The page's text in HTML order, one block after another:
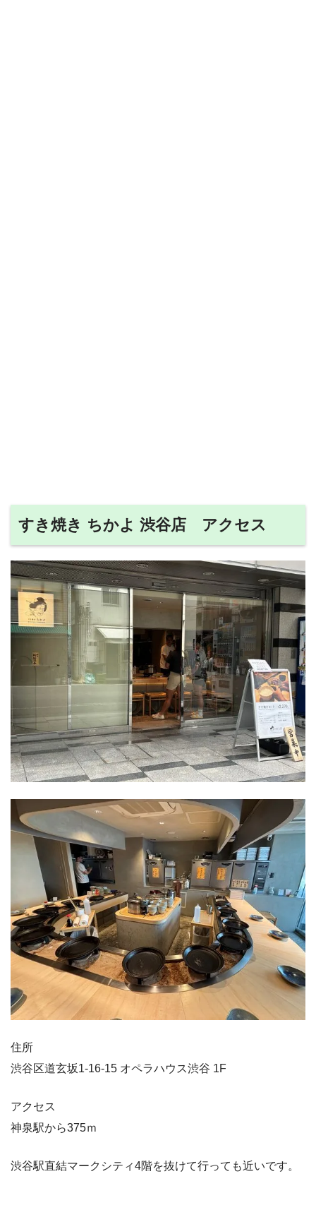
すき焼き ちかよ 渋谷店 アクセス
住所
渋谷区道玄坂1-16-15 オペラハウス渋谷 1F
アクセス
神泉駅から375ｍ
渋谷駅直結マークシティ4階を抜けて行っても近いです。